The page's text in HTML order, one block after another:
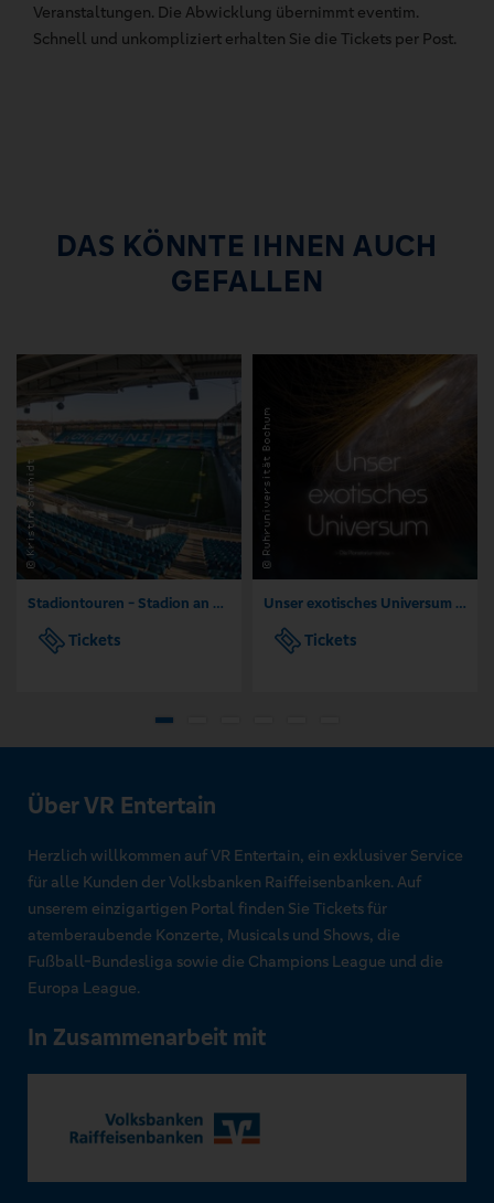
Veranstaltungen. Die Abwicklung übernimmt eventim.
Schnell und unkompliziert erhalten Sie die Tickets per Post.
DAS KÖNNTE IHNEN AUCH
GEFALLEN
Stadiontouren - Stadion an der Gellertstraße Chemnitz
Tickets
Unser exotisches Universum - 2D Fulldome Film | Planetarium Ursensollen
Tickets
Über VR Entertain
Herzlich willkommen auf VR Entertain, ein exklusiver Service
für alle Kunden der Volksbanken Raiffeisenbanken. Auf
unserem einzigartigen Portal finden Sie Tickets für
atemberaubende Konzerte, Musicals und Shows, die
Fußball-Bundesliga sowie die Champions League und die
Europa League.
In Zusammenarbeit mit